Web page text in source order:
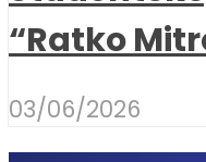
“Ratko
03/06/2026